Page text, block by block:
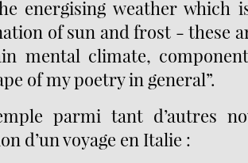
energising weather which
of sun and frost - these
mental climate,
of my poetry in general”.
parmi tant d’autres
d’un voyage en Italie :